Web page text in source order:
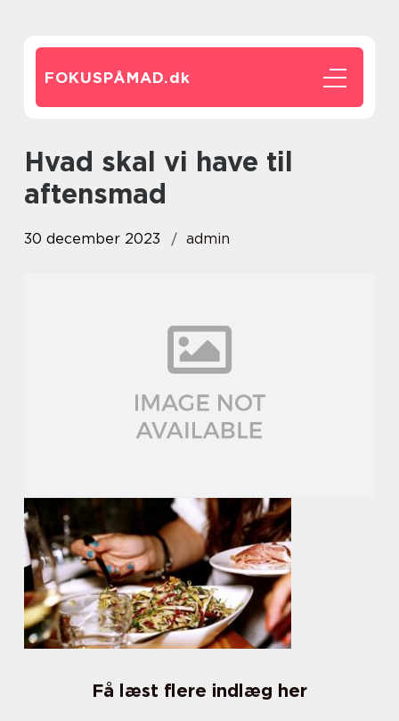
FOKUSPÅMAD.dk
hvad skal vi have til
aftensmad
30 december 2023 admin
Få læst flere indlæg her